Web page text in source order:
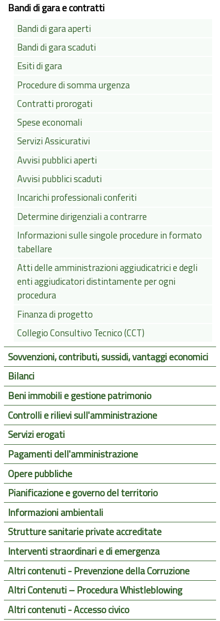
Bandi di gara e contratti
Bandi di gara aperti
Bandi di gara scaduti
Esiti di gara
Procedure di somma urgenza
Contratti prorogati
Spese economali
Servizi Assicurativi
Avvisi pubblici aperti
Avvisi pubblici scaduti
Incarichi professionali conferiti
Determine dirigenziali a contrarre
Informazioni sulle singole procedure in formato
tabellare
Atti delle amministrazioni aggiudicatrici e degli
enti aggiudicatori distintamente per ogni
procedura
Finanza di progetto
Collegio Consultivo Tecnico (CCT)
Sovvenzioni, contributi, sussidi, vantaggi economici
Bilanci
Beni immobili e gestione patrimonio
Controlli e rilievi sull'amministrazione
Servizi erogati
Pagamenti dell'amministrazione
Opere pubbliche
Pianificazione e governo del territorio
Informazioni ambientali
Strutture sanitarie private accreditate
Interventi straordinari e di emergenza
Altri contenuti - Prevenzione della Corruzione
Altri Contenuti – Procedura Whistleblowing
Altri contenuti - Accesso civico